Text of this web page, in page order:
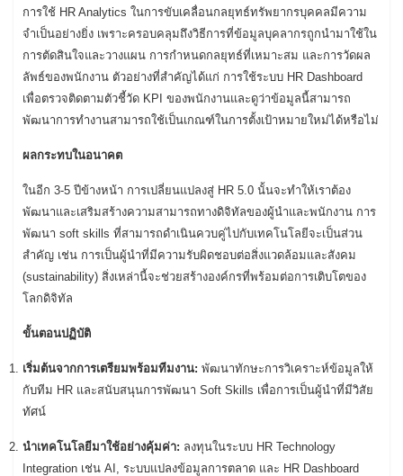
การใช้ HR Analytics ในการขับเคลื่อนกลยุทธ์ทรัพยากรบุคคลมีความ
จำเป็นอย่างยิ่ง เพราะครอบคลุมถึงวิธีการที่ข้อมูลบุคลากรถูกนำมาใช้ใน
การตัดสินใจและวางแผน การกำหนดกลยุทธ์ที่เหมาะสม และการวัดผล
ลัพธ์ของพนักงาน ตัวอย่างที่สำคัญได้แก่ การใช้ระบบ HR Dashboard
เพื่อตรวจติดตามตัวชี้วัด KPI ของพนักงานและดูว่าข้อมูลนี้สามารถ
พัฒนาการทำงานสามารถใช้เป็นเกณฑ์ในการตั้งเป้าหมายใหม่ได้หรือไม่
ผลกระทบในอนาคต
ในอีก 3-5 ปีข้างหน้า การเปลี่ยนแปลงสู่ HR 5.0 นั้นจะทำให้เราต้อง
พัฒนาและเสริมสร้างความสามารถทางดิจิทัลของผู้นำและพนักงาน การ
พัฒนา soft skills ที่สามารถดำเนินควบคู่ไปกับเทคโนโลยีจะเป็นส่วน
สำคัญ เช่น การเป็นผู้นำที่มีความรับผิดชอบต่อสิ่งแวดล้อมและสังคม
(sustainability) สิ่งเหล่านี้จะช่วยสร้างองค์กรที่พร้อมต่อการเติบโตของ
โลกดิจิทัล
ขั้นตอนปฏิบัติ
เริ่มต้นจากการเตรียมพร้อมทีมงาน: พัฒนาทักษะการวิเคราะห์ข้อมูลให้
กับทีม HR และสนับสนุนการพัฒนา Soft Skills เพื่อการเป็นผู้นำที่มีวิสัย
ทัศน์
นำเทคโนโลยีมาใช้อย่างคุ้มค่า: ลงทุนในระบบ HR Technology
Integration เช่น AI, ระบบแปลงข้อมูลการตลาด และ HR Dashboard